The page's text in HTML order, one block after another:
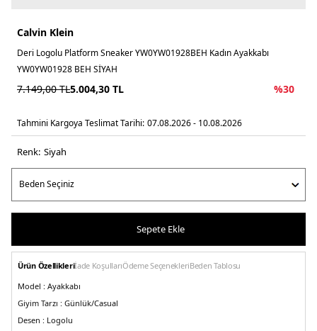
Calvin Klein
Deri Logolu Platform Sneaker YW0YW01928BEH Kadın Ayakkabı
YW0YW01928 BEH SİYAH
7.149,00TL5.004,30 TL %30
Tahmini Kargoya Teslimat Tarihi: 07.08.2026 - 10.08.2026
Renk: si̇yah
Sepete Ekle
Ürün Özellikleriİade KoşullarıÖdeme SeçenekleriBeden Tablosu
Model : Ayakkabı
Giyim Tarzı : Günlük/Casual
Desen : Logolu